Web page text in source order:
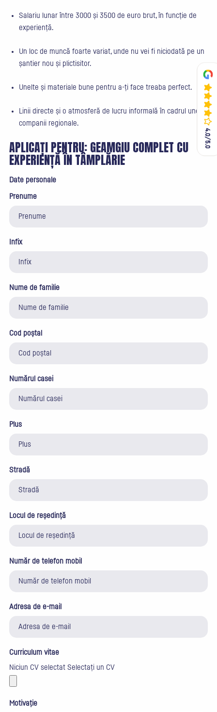
4.0/5.0
4.0/5.0
Salariu lunar între 3000 și 3500 de euro brut, în funcție de
experiență.
Un loc de muncă foarte variat, unde nu vei fi niciodată pe un
șantier nou și plictisitor.
Unelte și materiale bune pentru a-ți face treaba perfect.
Linii directe și o atmosferă de lucru informală în cadrul unei
companii regionale.
APLICAȚI PENTRU:GEAMGIU COMPLET CU
EXPERIENȚĂ ÎN TÂMPLĂRIE
Date personale
Prenume
Infix
Nume de familie
Cod poștal
Numărul casei
Plus
Stradă
Locul de reședință
Număr de telefon mobil
Adresa de e-mail
Curriculum vitae
Niciun CV selectat Selectați un CV
Motivație